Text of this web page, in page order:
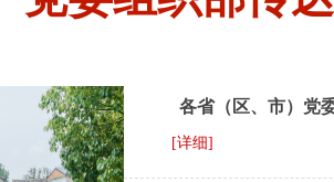
各省（区、市）党
[详细]